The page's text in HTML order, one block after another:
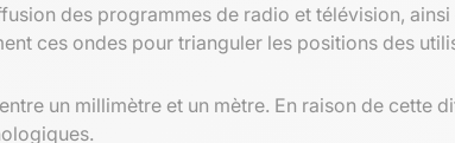
des programmes de radio et télévision,
ces ondes pour trianguler les positions des
un millimètre et un mètre. En raison de cette